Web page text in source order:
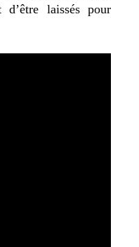
d’être laissés pour